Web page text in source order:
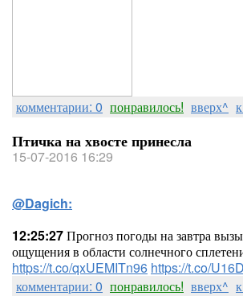
комментарии: 0 понравилось! вверх^
Птичка на хвосте принесла
15-07-2016 16:29
@Dagich:
12:25:27Прогноз погоды на завтра
ощущения в области солнечного
https://t.co/qxUEMITn96 https://t.co/
комментарии: 0 понравилось! вверх^